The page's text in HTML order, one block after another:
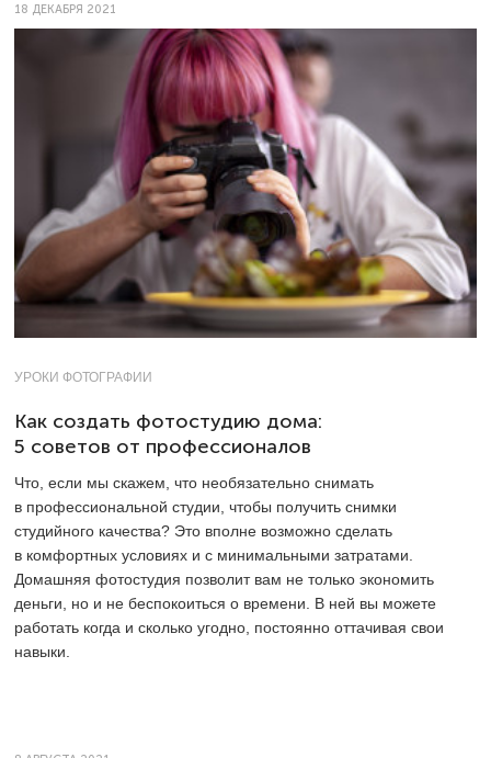
18 ДЕКАБРЯ 2021
УРОКИ ФОТОГРАФИИ
Как создать фотостудию дома:
5 советов от профессионалов
Что, если мы скажем, что необязательно снимать
в профессиональной студии, чтобы получить снимки
студийного качества? Это вполне возможно сделать
в комфортных условиях и с минимальными затратами.
Домашняя фотостудия позволит вам не только экономить
деньги, но и не беспокоиться о времени. В ней вы можете
работать когда и сколько угодно, постоянно оттачивая свои
навыки.